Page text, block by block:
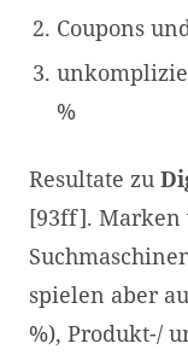
Coupons
%
Resultate zu
[93ff].
spielen aber
%), Produkt-/